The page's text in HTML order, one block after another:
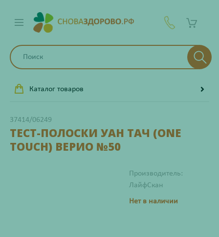
Каталог товаров
37414/06249
ТЕСТ-ПОЛОСКИ УАН ТАЧ (ONE
TOUCH) ВЕРИО №50
Производитель:
ЛайфСкан
Нет в наличии